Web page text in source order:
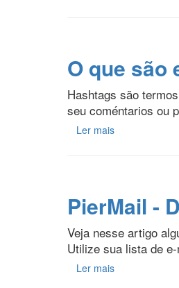
O que são
Hashtags são
seu coméntarios ou
Ler mais
PierMail -
Veja nesse artigo
Utilize sua lista de
Ler mais